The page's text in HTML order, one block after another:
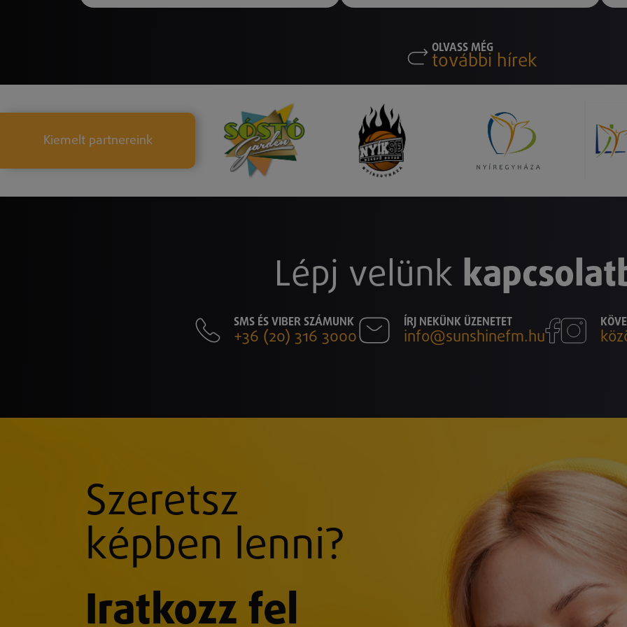
OLVASS MÉG
további hírek
Kiemelt partnereink
Lépj velünk
SMS ÉS VIBER SZÁMUNK
+36 (20) 316 3000
ÍRJ NEKÜNK ÜZENETET
info@sunshinefm.hu
Szeretsz
képben lenni?
Iratkozz fel